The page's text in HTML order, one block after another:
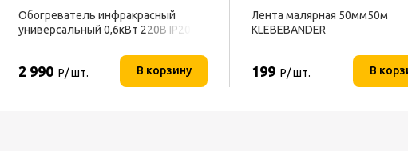
Обогреватель инфракрасный
универсальный 0,6кВт 220В IP20
2 990 Р/ шт. В корзину
Лента малярная 50мм50м
KLEBEBANDER
199 Р/ шт. В